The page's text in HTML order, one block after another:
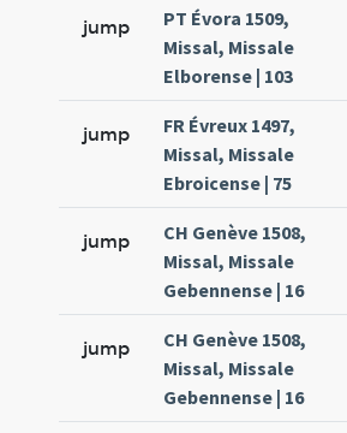
jump
PT Évora 1509,
Missal, Missale
Elborense | 103
jump
FR Évreux 1497,
Missal, Missale
Ebroicense | 75
jump
CH Genève 1508,
Missal, Missale
Gebennense | 16
jump
CH Genève 1508,
Missal, Missale
Gebennense | 16